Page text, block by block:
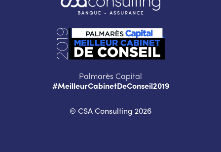
Palmarès Capital
#MeilleurCabinetDeConseil2019
© CSA Consulting 2026